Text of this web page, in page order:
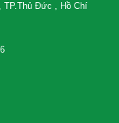
TP.Thủ Đức , Hồ Chí